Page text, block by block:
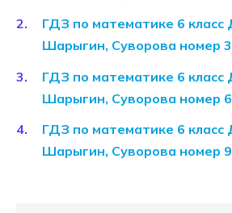
ГДЗ по математике 6
Шарыгин, Суворова номер
ГДЗ по математике 6
Шарыгин, Суворова номер
ГДЗ по математике 6
Шарыгин, Суворова номер